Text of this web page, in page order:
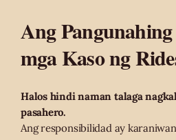
Ang Pangunahing
mga Kaso ng
Halos hindi naman talaga
pasahero.
Ang responsibilidad ay